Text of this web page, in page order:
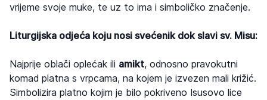
vrijeme svoje muke, te uz to ima i simboličko značenje.
Liturgijska odjeća koju nosi svećenik dok slavi sv. Misu:
Najprije oblači oplećak ili amikt, odnosno pravokutni
komad platna s vrpcama, na kojem je izvezen mali križić.
Simbolizira platno kojim je bilo pokriveno Isusovo lice